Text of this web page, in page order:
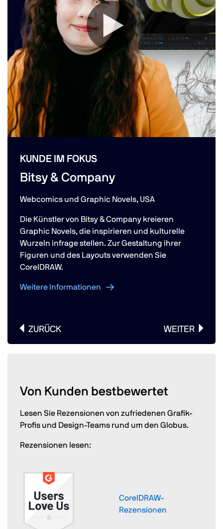
Graphic Novels, USA
Bitsy & Company kreieren
die inspirieren und kulturelle
stellen. Zur Gestaltung ihrer
Layouts verwenden Sie
Anfertigung von
Das bayerische
vertraut auf seine
CorelDRAW, um
ZURÜCK WEITER
Von Kunden bestbewertet
Lesen Sie Rezensionen von zufriedenen Grafik-
Profis und Design-Teams rund um den Globus.
Rezensionen lesen:
CorelDRAW-
Rezensionen